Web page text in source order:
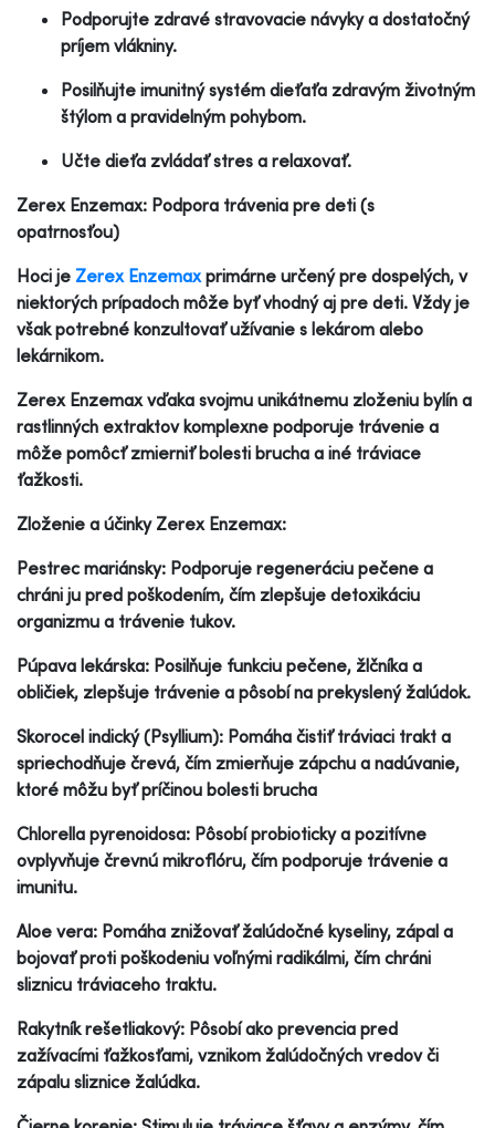
Podporujte zdravé stravovacie návyky a dostatočný
príjem vlákniny.
Posilňujte imunitný systém dieťaťa zdravým životným
štýlom a pravidelným pohybom.
Učte dieťa zvládať stres a relaxovať.
Zerex Enzemax: Podpora trávenia pre deti (s
opatrnosťou)
Hoci je Zerex Enzemax primárne určený pre dospelých, v
niektorých prípadoch môže byť vhodný aj pre deti. Vždy je
však potrebné konzultovať užívanie s lekárom alebo
lekárnikom.
Zerex Enzemax vďaka svojmu unikátnemu zloženiu bylín a
rastlinných extraktov komplexne podporuje trávenie a
môže pomôcť zmierniť bolesti brucha a iné tráviace
ťažkosti.
Zloženie a účinky Zerex Enzemax:
Pestrec mariánsky: Podporuje regeneráciu pečene a
chráni ju pred poškodením, čím zlepšuje detoxikáciu
organizmu a trávenie tukov.
Púpava lekárska: Posilňuje funkciu pečene, žlčníka a
obličiek, zlepšuje trávenie a pôsobí na prekyslený žalúdok.
Skorocel indický (Psyllium): Pomáha čistiť tráviaci trakt a
spriechodňuje črevá, čím zmierňuje zápchu a nadúvanie,
ktoré môžu byť príčinou bolesti brucha
Chlorella pyrenoidosa: Pôsobí probioticky a pozitívne
ovplyvňuje črevnú mikroflóru, čím podporuje trávenie a
imunitu.
Aloe vera: Pomáha znižovať žalúdočné kyseliny, zápal a
bojovať proti poškodeniu voľnými radikálmi, čím chráni
sliznicu tráviaceho traktu.
Rakytník rešetliakový: Pôsobí ako prevencia pred
zažívacími ťažkosťami, vznikom žalúdočných vredov či
zápalu sliznice žalúdka.